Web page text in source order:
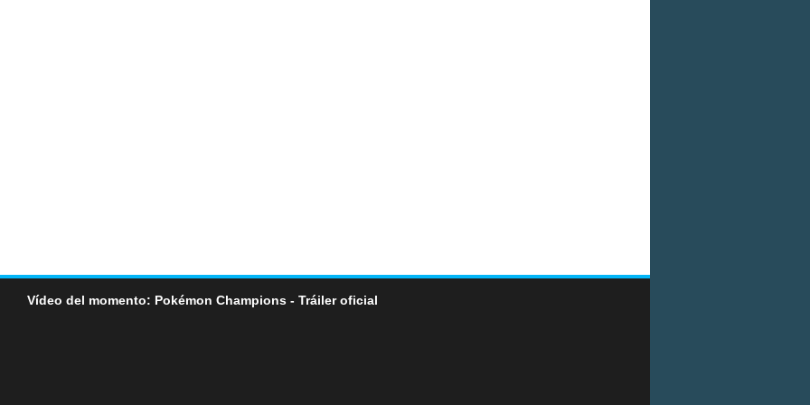
Vídeo del momento: Pokémon Champions - Tráiler oficial